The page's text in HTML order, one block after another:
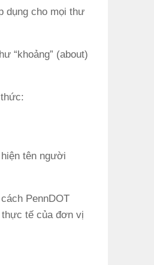
dụng cho mọi thư
“khoảng” (about)
tên người
PennDOT
tế của đơn vị